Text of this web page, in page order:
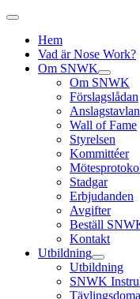
Hem
Vad är Nose Work?
Om SNWK
Om SNWK
Förslagslådan
Anslagstavlan
Wall of Fame
Styrelsen
Kommittéer
Stadgar
Erbjudanden
Avgifter
Beställ
Kontakt
Utbildning
Utbildning
SNWK